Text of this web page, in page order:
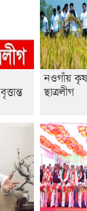
অভিযোগ
নওগাঁয়
ছাত্রলীগ